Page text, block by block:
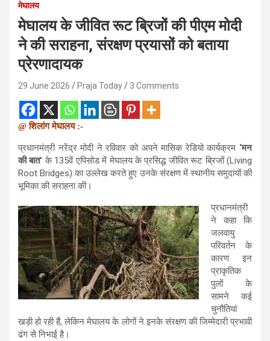
मेघालय
मेघालय के जीवित रूट ब्रिजों की पीएम मोदी
ने की सराहना, संरक्षण प्रयासों को बताया
प्रेरणादायक
29 June 2026 Praja Today 3 Comments
@ शिलांग मेघालय :-
प्रधानमंत्रीनरेंद्र मोदीने रविवार को अपने मासिक रेडियो कार्यक्रम ‘मन
की बात’ के 135वें एपिसोड में मेघालय के प्रसिद्ध जीवित रूट ब्रिजों (Living
Root Bridges) का उल्लेख करते हुए उनके संरक्षण में स्थानीय समुदायों की
भूमिका की सराहना की।
प्रधानमंत्री
ने कहा कि
जलवायु
परिवर्तन के
कारण इन
प्राकृतिक
पुलों के
सामने कई
चुनौतियां
खड़ी हो रही हैं, लेकिन मेघालय के लोगों ने इनके संरक्षण की जिम्मेदारी प्रभावी
ढंग से निभाई है।